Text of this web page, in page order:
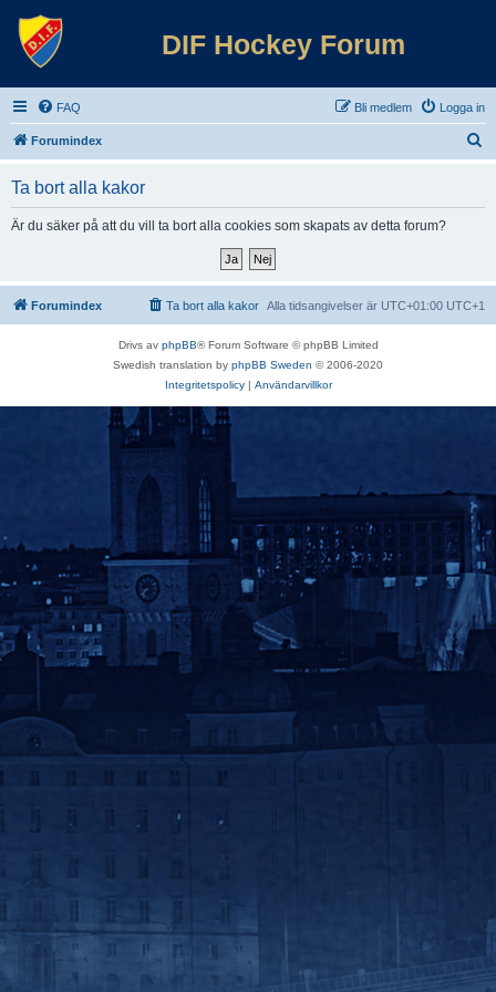
DIF Hockey Forum
FAQ Logga in
Bli medlem
Forumindex
Ta bort alla kakor
Är du säker på att du vill ta bort alla cookies som skapats av detta forum?
Forumindex Alla tidsangivelser är UTC+01:00 UTC+1
Ta bort alla kakor
Drivs av phpBB® Forum Software © phpBB Limited
Swedish translation by phpBB Sweden © 2006-2020
Integritetspolicy| Användarvillkor